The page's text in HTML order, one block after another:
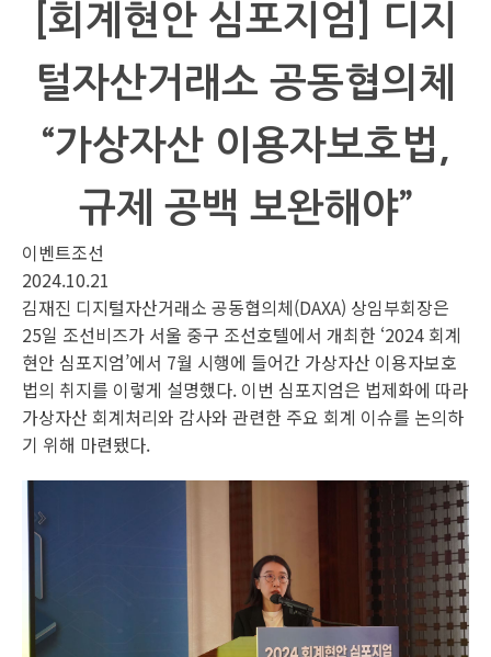
[회계현안 심포지엄] 디지
털자산거래소 공동협의체
“가상자산 이용자보호법,
규제 공백 보완해야”
이벤트조선
2024.10.21
김재진 디지털자산거래소 공동협의체(DAXA) 상임부회장은
25일 조선비즈가 서울 중구 조선호텔에서 개최한 ‘2024 회계
현안 심포지엄’에서 7월 시행에 들어간 가상자산 이용자보호
법의 취지를 이렇게 설명했다. 이번 심포지엄은 법제화에 따라
가상자산 회계처리와 감사와 관련한 주요 회계 이슈를 논의하
기 위해 마련됐다.